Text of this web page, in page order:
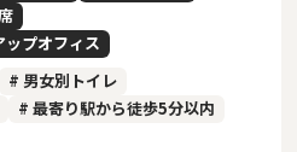
プオフィス
# 男女別トイレ
# 最寄り駅から徒歩5分以内